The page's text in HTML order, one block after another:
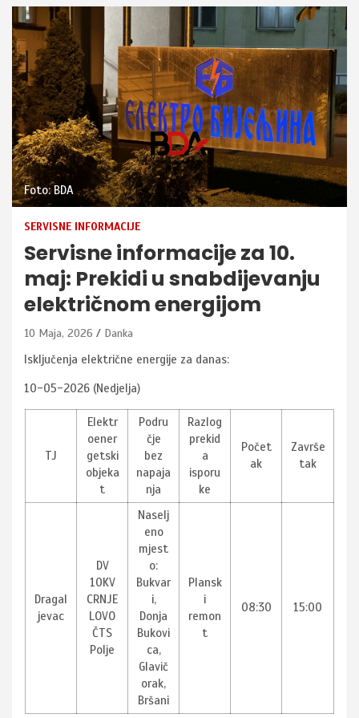
Foto: BDA
SERVISNE INFORMACIJE
Servisne informacije za 10.
maj: Prekidi u snabdijevanju
električnom energijom
10 Maja, 2026 Danka
Isključenja električne energije za danas:
10-05-2026 (Nedjelja)
TJ
Elektr
oener
getski
objeka
t
Podru
čje
bez
napaja
nja
Razlog
prekid
a
isporu
ke
Počet
ak
Završe
tak
Dragal
jevac
DV
10KV
CRNJE
LOVO
ČTS
Polje
Naselj
eno
mjest
o:
Bukvar
i,
Donja
Bukovi
ca,
Glavič
orak,
Bršani
Plansk
i
remon
t
08:30 15:00